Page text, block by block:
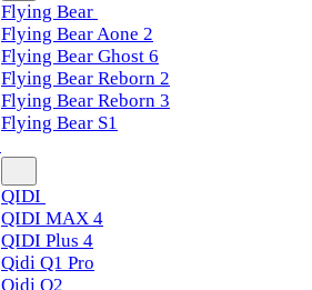
Flying Bear
Flying Bear Aone 2
Flying Bear Ghost 6
Flying Bear Reborn 2
Flying Bear Reborn 3
Flying Bear S1
QIDI
QIDI MAX 4
QIDI Plus 4
Qidi Q1 Pro
Qidi Q2